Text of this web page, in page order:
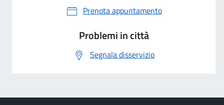
Prenota appuntamento
Problemi in città
Segnala disservizio